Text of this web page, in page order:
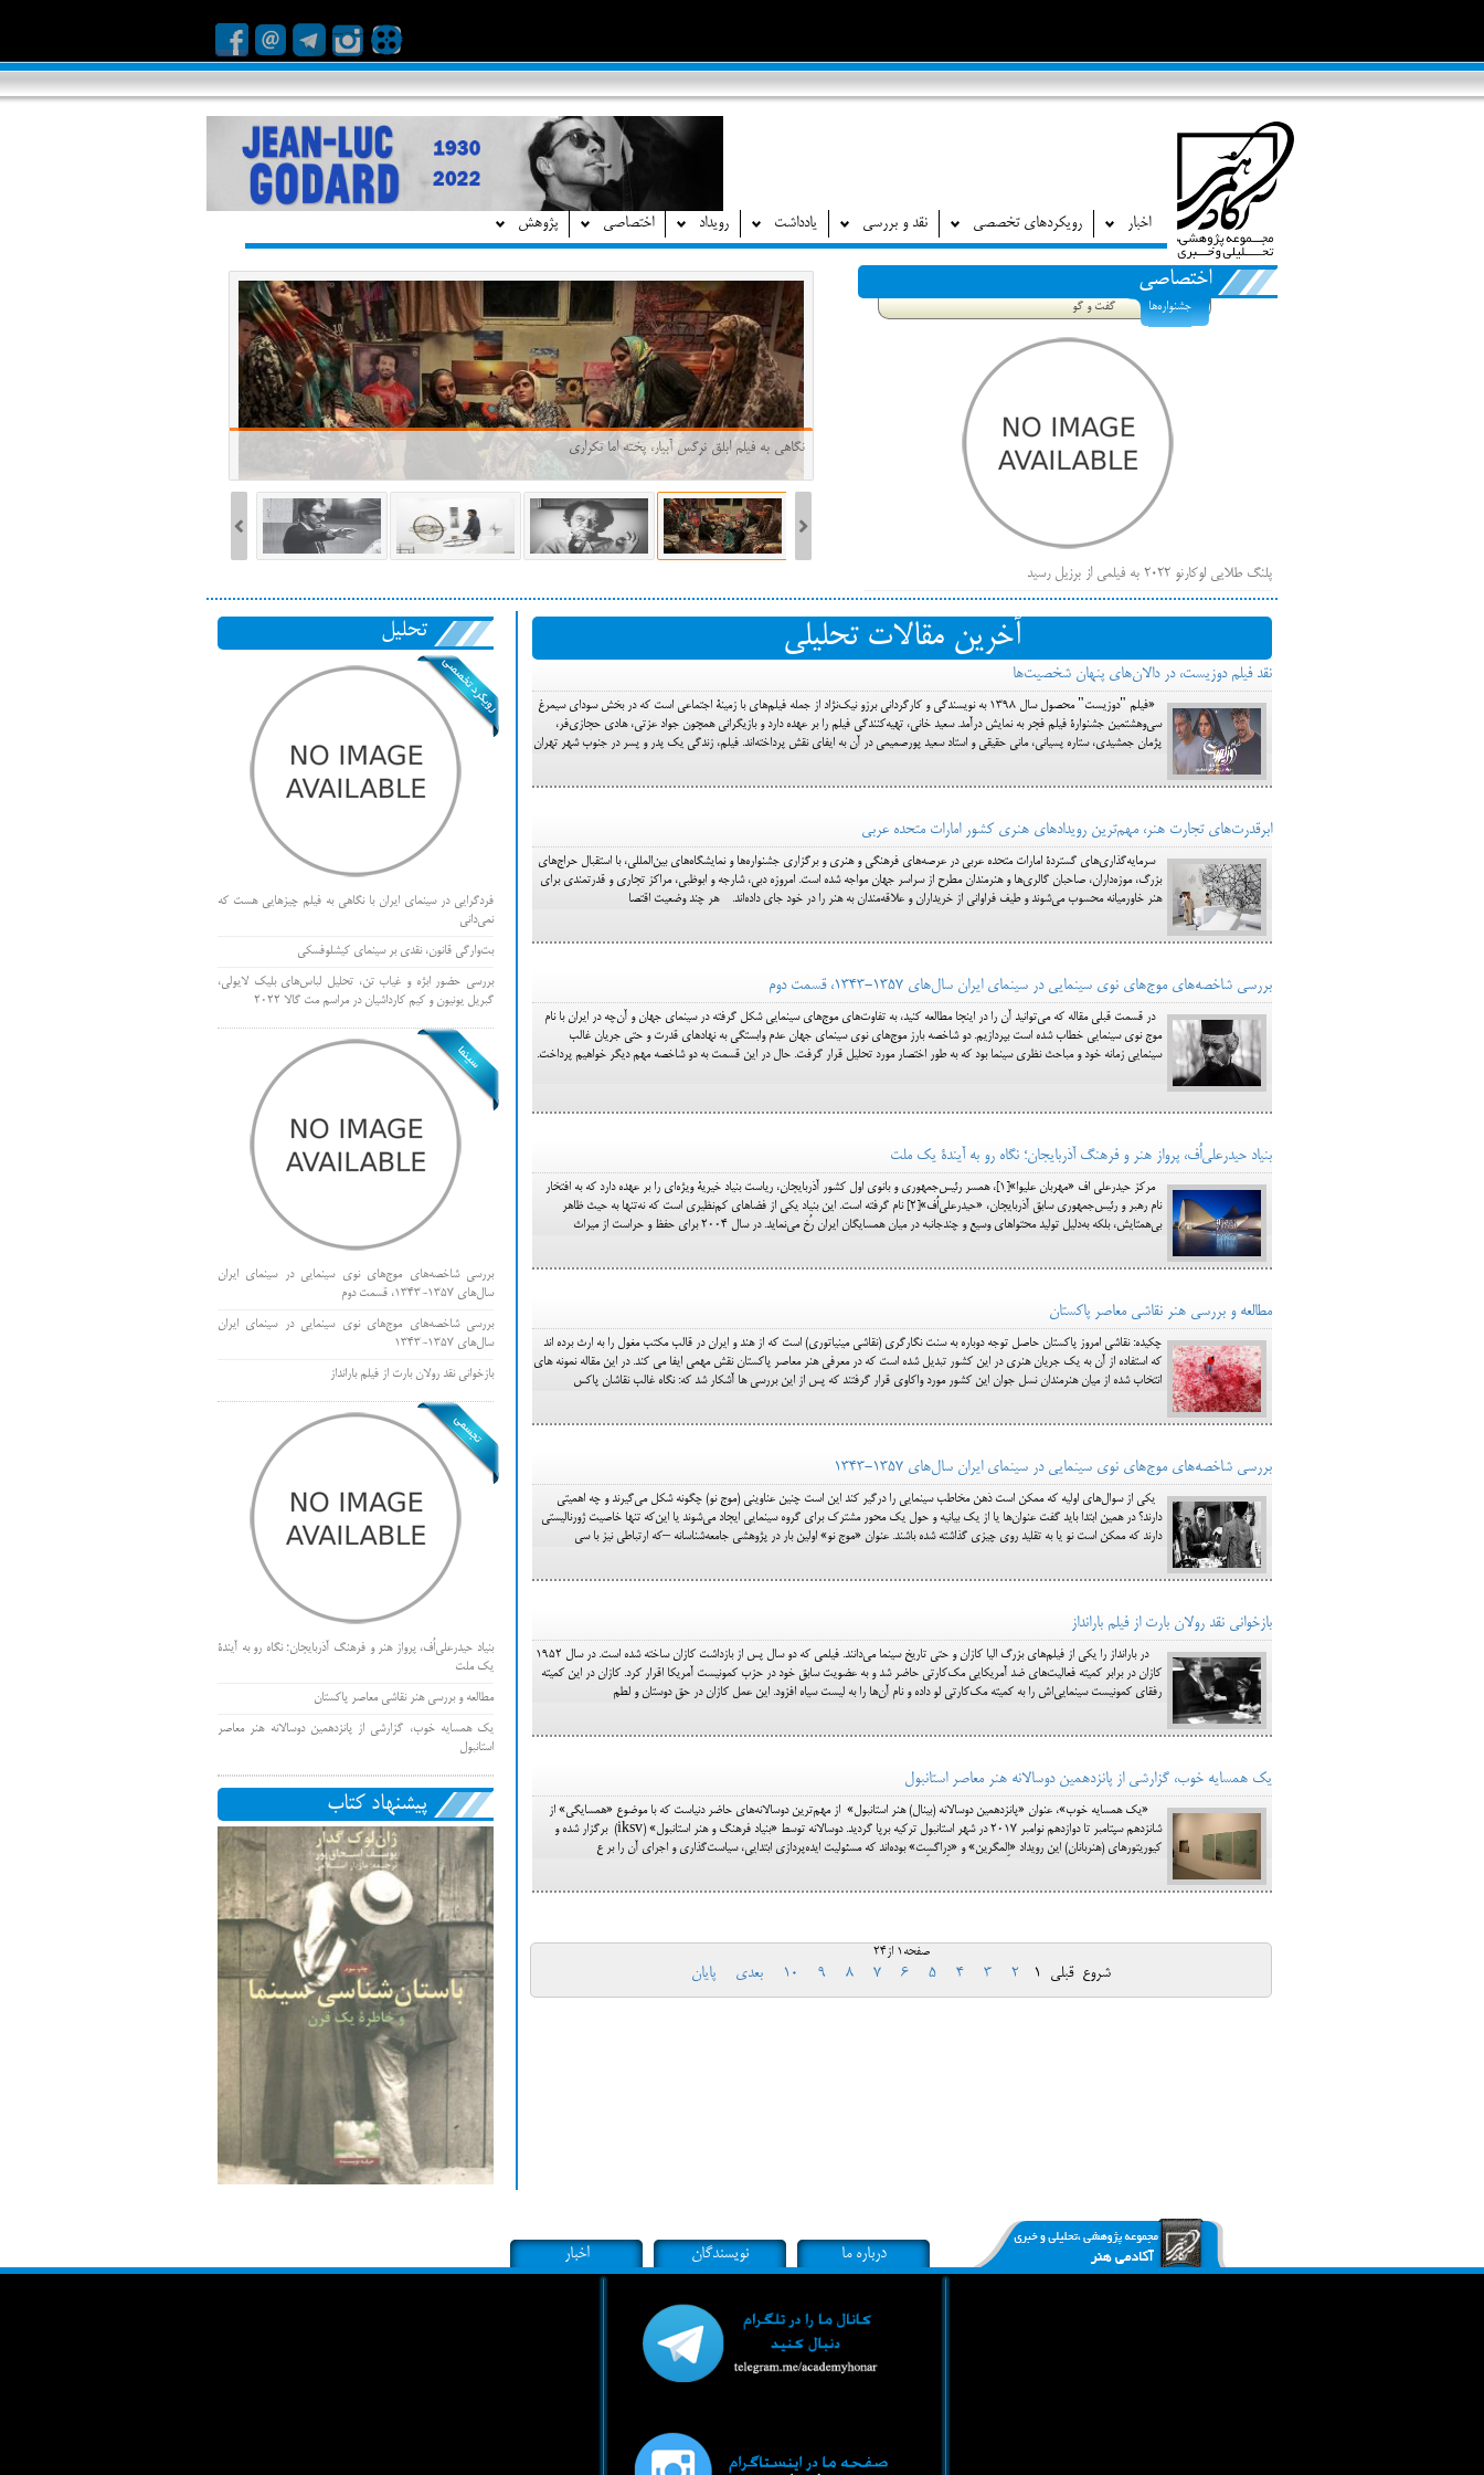
اخبار رویکردهای تخصصی نقد و بررسی یادداشت رویداد اختصاصی پژوهش
اختصاصی
جشنواره‌ها گفت و گو
پلنگ طلایی لوکارنو ۲۰۲۲ به فیلمی از برزیل رسید
فهرست فیلم‌های بخش مسابقه جشنواره فیلم ونیز ۲۰۲۲ مشخص شد، سهم پررنگ
ایرانی‌ها
بیرون راندن فیلم‌های منتسب به حامیان کرملین از جشنواره کن، راه برای مستقل‌ها
باز است
نگاهی به فیلم ابلق نرگس آبیار، پخته اما تکراری
آخرین مقالات تحلیلی
نقد فیلم دوزیست، در دالان‌های پنهان شخصیت‌ها
«فیلم "دوزیست" محصول سال ۱۳۹۸ به نویسندگی و کارگردانی برزو نیک‌نژاد از جمله فیلم‌های با زمینۀ اجتماعی است که در بخش سودای سیمرغ
سی‌وهشتمین جشنوارۀ فیلم فجر به نمایش درآمد. سعید خانی، تهیه‌کنندگی فیلم را بر عهده دارد و بازیگرانی همچون جواد عزتی، هادی حجازی‌فر،
پژمان جمشیدی، ستاره پسیانی، مانی حقیقی و استاد سعید پورصمیمی در آن به ایفای نقش پرداخته‌اند. فیلم، زندگی یک پدر و پسر در جنوب شهر تهران
ابرقدرت‌های تجارت هنر، مهم‌ترین رویدادهای هنری کشور امارات متحده عربی
سرمایه‌گذاری‌های گستردۀ امارات متحده عربی در عرصه‌های فرهنگی و هنری و برگزاری جشنواره‌ها و نمایشگاه‌های بین‌المللی، با استقبال حراج‌های
بزرگ، موزه‌داران، صاحبان گالری‌ها و هنرمندان مطرح از سراسر جهان مواجه شده است. امروزه دبی، شارجه و ابوظبی، مراکز تجاری و قدرتمندی برای
هنر خاورمیانه محسوب می‌شوند و طیف فراوانی از خریداران و علاقه‌مندان به هنر را در خود جای داده‌اند. هر چند وضعیت اقتصا
بررسی شاخصه‌های موج‌های نوی سینمایی در سینمای ایران سال‌های 1357-1343، قسمت دوم
در قسمت قبلی مقاله که می‌توانید آن را در اینجا مطالعه کنید، به تفاوت‌های موج‌های سینمایی شکل گرفته در سینمای جهان و آن‌چه در ایران با نام
موج نوی سینمایی خطاب شده است بپردازیم. دو شاخصه بارز موج‌های نوی سینمای جهان عدم وابستگی به نهادهای قدرت و حتی جریان غالب
سینمایی زمانه خود و مباحث نظری سینما بود که به طور اختصار مورد تحلیل قرار گرفت. حال در این قسمت به دو شاخصه مهم دیگر خواهیم پرداخت.
بنیاد حیدرعلی‌اُف، پرواز هنر و فرهنگ آذربایجان؛ نگاه رو به آیندۀ یک ملت
مرکز حیدرعلی اف «مهربان علیوا»[1]، همسر رئیس‌جمهوری و بانوی اول کشور آذربایجان، ریاست بنیاد خیریۀ ویژه‌ای را بر عهده دارد که به افتخار
نام رهبر و رئیس‌جمهوری سابق آذربایجان، «حیدرعلی‌اُف»[2] نام گرفته است. این بنیاد یکی از فضاهای کم‌نظیری است که نه‌تنها به حیث ظاهر
بی‌همتایش، بلکه به‌دلیل تولید محتواهای وسیع و چندجانبه در میان همسایگان ایران رُخ می‌نماید. در سال 2004 برای حفظ و حراست از میراث
مطالعه و بررسی هنر نقاشی معاصر پاکستان
چکیده: نقاشی امروز پاکستان حاصل توجه دوباره به سنت نگارگری (نقاشی مینیاتوری) است که از هند و ایران در قالب مکتب مغول را به ارث برده اند
که استفاده از آن به یک جریان هنری در این کشور تبدیل شده است که در معرفی هنر معاصر پاکستان‌ نقش مهمی ایفا می کند. در اين مقاله نمونه هاي
انتخاب شده از میان هنرمندان نسل جوان این کشور مورد واكاوي قرار گرفتند كه پس از اين بررسي ها آشكار شد كه: نگاه غالب نقاشان پاکس
بررسی شاخصه‌های موج‌های نوی سینمایی در سینمای ایران سال‌های 1357-1343
یکی از سوال‌های اولیه که ممکن است ذهن مخاطب سینمایی را درگیر کند این است چنین عناوینی (موج نو) چگونه شکل می‌گیرند و چه اهمیتی
دارند؟ در همین ابتدا باید گفت عنوان‌ها یا از یک بیانیه و حول یک محور مشترک برای گروه سینمایی ایجاد می‌شوند یا این‌که تنها خاصیت ژورنالیستی
دارند که ممکن است نو یا به تقلید روی چیزی گذاشته شده باشند. عنوان «موج نو» اولین بار در پژوهشی جامعه‌شناسانه –که ارتباطی نیز با سی
بازخوانی نقد رولان بارت از فیلم بارانداز
در بارانداز را یکی از فیلم‌های بزرگ الیا کازان و حتی تاریخ سینما می‌دانند. فیلمی که دو سال پس از بازداشت کازان ساخته شده است. در سال ۱۹۵۲
کازان در برابر کمیته فعالیت‌های ضد آمریکایی مک‌کارتی حاضر شد و به عضویت سابق خود در حزب کمونیست آمریکا اقرار کرد. کازان در این کمیته
رفقای کمونیست سینمایی‌اش را به کمیته مک‌کارتی لو داده و نام آن‌ها را به لیست سیاه افزود. این عمل کازان در حق دوستان و لطم
یک همسایه خوب، گزارشی از پانزدهمین دوسالانه هنر معاصر استانبول
«یک همسایه خوب»، عنوان «پانزدهمین دوسالانه (بینال) هنر استانبول» از مهم‌ترین دوسالانه‌های حاضر دنیاست که با موضوع «همسایگی» از
شانزدهم سپتامبر تا دوازدهم نوامبر 2017 در شهر استانبول ترکیه برپا گردید. دوسالانه توسط «بنیاد فرهنگ و هنر استانبول» (iksv) برگزار شده و
کیوریتورهای (هنربانان) این رویداد «اِلمگرین» و «دِراگسِت» بوده‌اند که مسئولیت ایده‌پردازی ابتدایی، سیاست‌گذاری و اجرای آن را بر ع
صفحه1 از24
شروع قبلی 1
2
3
4
5
6
7
8
9
10 بعدی پایان
تحلیل
فردگرایی در سینمای ایران با نگاهی به فیلم چیزهایی هست که
نمی‌دانی
بت‌وارگی قانون، نقدی بر سینمای کیشلوفسکی
بررسی حضور ابژه و غیاب تن، تحلیل لباس‌های بلیک لایولی،
گبریل یونیون و کیم کارداشیان در مراسم مت گالا ۲۰۲۲
بررسی شاخصه‌های موج‌های نوی سینمایی در سینمای ایران
سال‌های 1357-1343، قسمت دوم
بررسی شاخصه‌های موج‌های نوی سینمایی در سینمای ایران
سال‌های 1357-1343
بازخوانی نقد رولان بارت از فیلم بارانداز
بنیاد حیدرعلی‌اُف، پرواز هنر و فرهنگ آذربایجان؛ نگاه رو به آیندۀ
یک ملت
مطالعه و بررسی هنر نقاشی معاصر پاکستان
یک همسایه خوب، گزارشی از پانزدهمین دوسالانه هنر معاصر
استانبول
پیشنهاد کتاب
درباره ما نویسندگان اخبار